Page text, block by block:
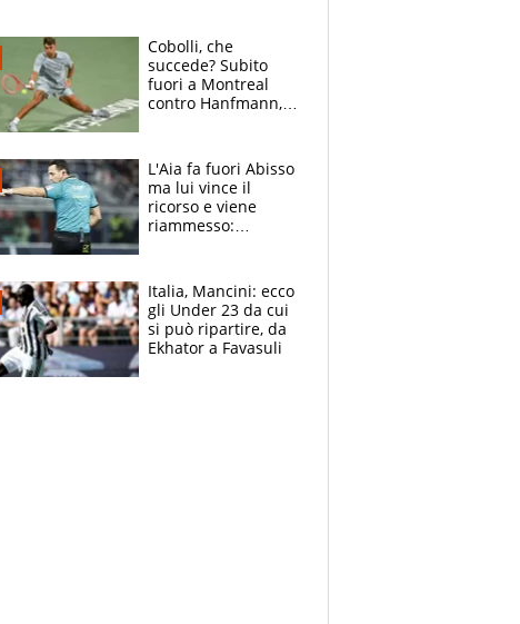
Cobolli, che
succede? Subito
fuori a Montreal
contro Hanfmann,
L'Aia fa fuori Abisso
ma lui vince il
ricorso e viene
riammesso:
Italia, Mancini: ecco
gli Under 23 da cui
si può ripartire, da
Ekhator a Favasuli